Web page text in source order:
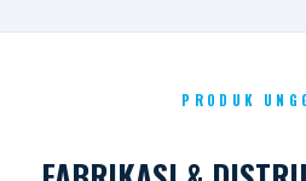
PRODUK